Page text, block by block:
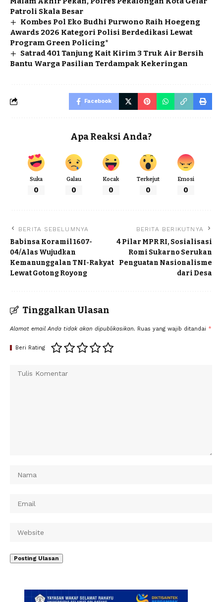
Patroli Skala Besar
Kombes Pol Eko Budhi Purwono Raih Hoegeng
Awards 2026 Kategori Polisi Berdedikasi Lewat
Program Green Policing*
Satrad 401 Tanjung Kait Kirim 3 Truk Air Bersih
Bantu Warga Pasilian Terdampak Kekeringan
Facebook
Apa Reaksi Anda?
Suka
0
Galau
0
Kocak
0
Terkejut
0
Emosi
0
BERITA SEBELUMNYA
Babinsa Koramil 1607-
04/Alas Wujudkan
Kemanunggalan TNI-Rakyat
Lewat Gotong Royong
BERITA BERIKUTNYA
4 Pilar MPR RI, Sosialisasi
Romi Sukarno Serukan
Penguatan Nasionalisme
dari Desa
Tinggalkan Ulasan
Alamat email Anda tidak akan dipublikasikan. Ruas yang wajib ditandai *
Beri Rating